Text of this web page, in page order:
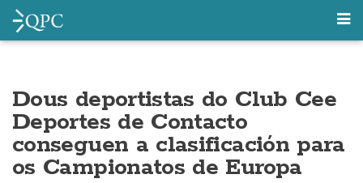
Dous deportistas do Club Cee
Deportes de Contacto
conseguen a clasificación para
os Campionatos de Europa